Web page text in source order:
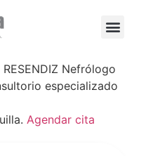
Nefrólogo
especializado
Agendar cita